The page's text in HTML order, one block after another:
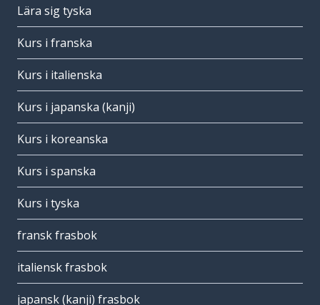
Lära sig tyska
Kurs i franska
Kurs i italienska
Kurs i japanska (kanji)
Kurs i koreanska
Kurs i spanska
Kurs i tyska
fransk frasbok
italiensk frasbok
japansk (kanji) frasbok